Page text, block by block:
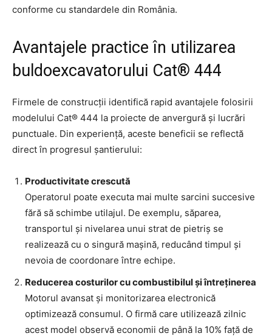
conforme cu standardele din România.
Avantajele practice în utilizarea
buldoexcavatorului Cat® 444
Firmele de construcții identifică rapid avantajele folosirii
modelului Cat® 444 la proiecte de anvergură și lucrări
punctuale. Din experiență, aceste beneficii se reflectă
direct în progresul șantierului:
Productivitate crescută
Operatorul poate executa mai multe sarcini succesive
fără să schimbe utilajul. De exemplu, săparea,
transportul și nivelarea unui strat de pietriș se
realizează cu o singură mașină, reducând timpul și
nevoia de coordonare între echipe.
Reducerea costurilor cu combustibilul și întreținerea
Motorul avansat și monitorizarea electronică
optimizează consumul. O firmă care utilizează zilnic
acest model observă economii de până la 10% față de